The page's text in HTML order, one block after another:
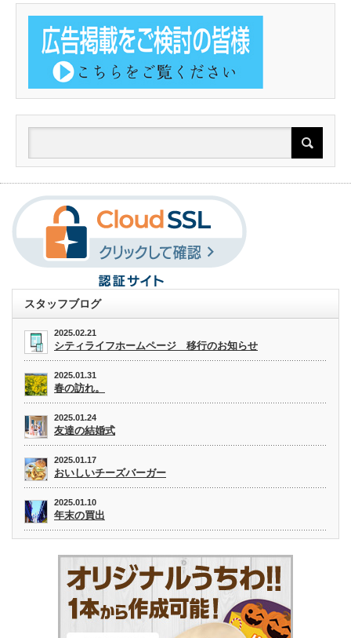
スタッフブログ
2025.02.21
シティライフホームページ 移行のお知らせ
2025.01.31
春の訪れ。
2025.01.24
友達の結婚式
2025.01.17
おいしいチーズバーガー
2025.01.10
年末の買出